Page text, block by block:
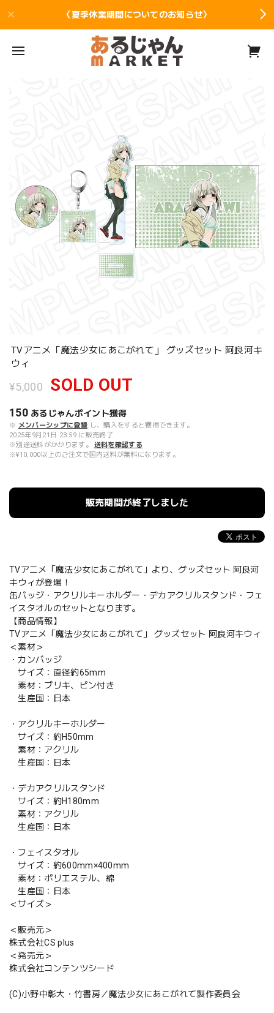
〈夏季休業期間についてのお知らせ〉
TVアニメ「魔法少女にあこがれて」 グッズセット 阿良河キ
ウィ
¥5,000 SOLD OUT
150 あるじゃんポイント獲得
※ メンバーシップに登録 し、購入をすると獲得できます。
2025年9月21日 23:59 に販売終了
※別途送料がかかります。
送料を確認する
※¥10,000以上のご注文で国内送料が無料になります。
販売期間が終了しました
TVアニメ「魔法少女にあこがれて」より、グッズセット 阿良河
キウィが登場！
缶バッジ・アクリルキーホルダー・デカアクリルスタンド・フェ
イスタオルのセットとなります。
【商品情報】
TVアニメ「魔法少女にあこがれて」 グッズセット 阿良河キウィ
＜素材＞
・カンバッジ
サイズ：直径約65mm
素材：ブリキ、ピン付き
生産国：日本
・アクリルキーホルダー
サイズ：約H50mm
素材：アクリル
生産国：日本
・デカアクリルスタンド
サイズ：約H180mm
素材：アクリル
生産国：日本
・フェイスタオル
サイズ：約600mm×400mm
素材：ポリエステル、綿
生産国：日本
＜サイズ＞
＜販売元＞
株式会社CS plus
＜発売元＞
株式会社コンテンツシード
(C)小野中彰大・竹書房／魔法少女にあこがれて製作委員会